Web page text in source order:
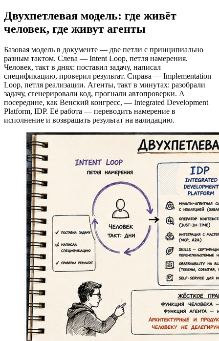
Двухпетлевая модель: где живёт
человек, где живут агенты
Базовая модель в документе — две петли с принципиально
разным тактом. Слева — Intent Loop, петля намерения.
Человек, такт в днях: поставил задачу, написал
спецификацию, проверил результат. Справа — Implementation
Loop, петля реализации. Агенты, такт в минутах: разобрали
задачу, сгенерировали код, прогнали автопроверки. А
посередине, как Венский конгресс, — Integrated Development
Platform, IDP. Её работа — переводить намерение в
исполнение и возвращать результат на валидацию.